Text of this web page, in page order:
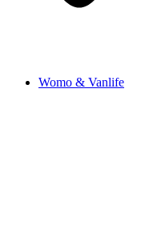
Womo & Vanlife